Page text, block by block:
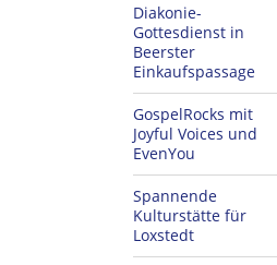
Diakonie-
Gottesdienst in
Beerster
Einkaufspassage
GospelRocks mit
Joyful Voices und
EvenYou
Spannende
Kulturstätte für
Loxstedt